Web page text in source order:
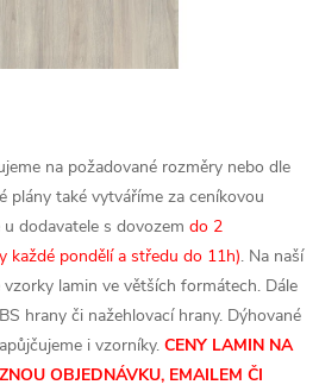
na požadované rozměry nebo dle
plány také vytváříme za ceníkovou
dodavatele s dovozem do 2
každé pondělí a středu do 11h). Na naší
lamin ve větších formátech. Dále
hrany či nažehlovací hrany. Dýhované
i vzorníky. CENY LAMIN NA
OBJEDNÁVKU, EMAILEM ČI